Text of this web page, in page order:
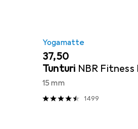
Yogamatte
EUR
37,50
Tunturi NBR
15 mm
1499